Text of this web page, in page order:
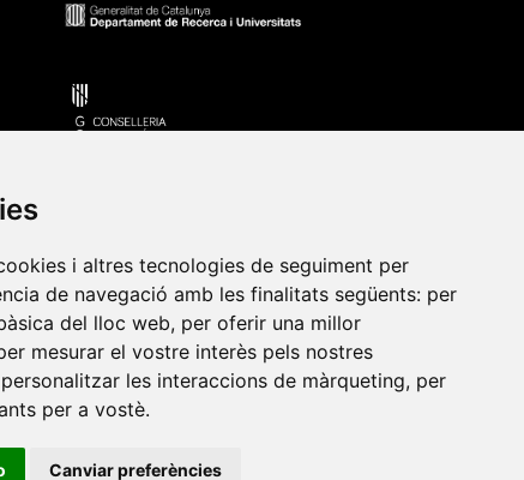
i altres tecnologies de seguiment per
de navegació amb les finalitats següents: per
del lloc web, per oferir una millor
mesurar el vostre interès pels nostres
les interaccions de màrqueting, per
per a vostè.
Canviar preferències
Universitat de Barcelona • Universitat CEU Cardenal
Jaume I •Universitat de Lleida•Universitat Miguel
Catalunya•Universitat Politècnica de València
València• Universitat de Vic - Universitat Central de